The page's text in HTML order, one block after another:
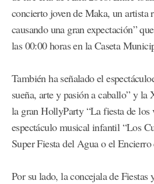
concierto joven de Maka, un artista
causando una gran expectación”
las 00:00 horas en la Caseta
También ha señalado el
sueña, arte y pasión a caballo” y
la gran HollyParty “La fiesta de los
espectáculo musical infantil “Los
Super Fiesta del Agua o el
Por su lado, la concejala de Fiestas